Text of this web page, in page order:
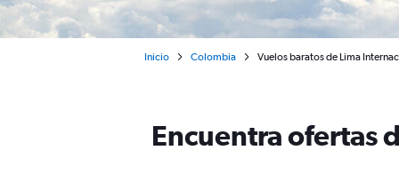
Inicio Colombia Vuelos baratos de Lima
Encuentra ofertas